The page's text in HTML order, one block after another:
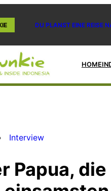
DU PLANST EINE REISE
HOME
Interview
Papua,